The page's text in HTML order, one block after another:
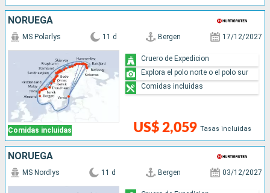
NORUEGA
Comidas incluidas
MS Polarlys 11 d Bergen 17/12/2027
US$ 2,059 Tasas incluidas
Cruero de Expedicion
Explora el polo norte o el polo sur
Comidas incluidas
NORUEGA
MS Nordlys 11 d Bergen 03/12/2027